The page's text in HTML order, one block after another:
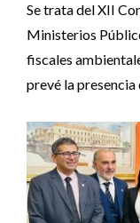
Se trata del XII
Ministerios
fiscales
prevé la